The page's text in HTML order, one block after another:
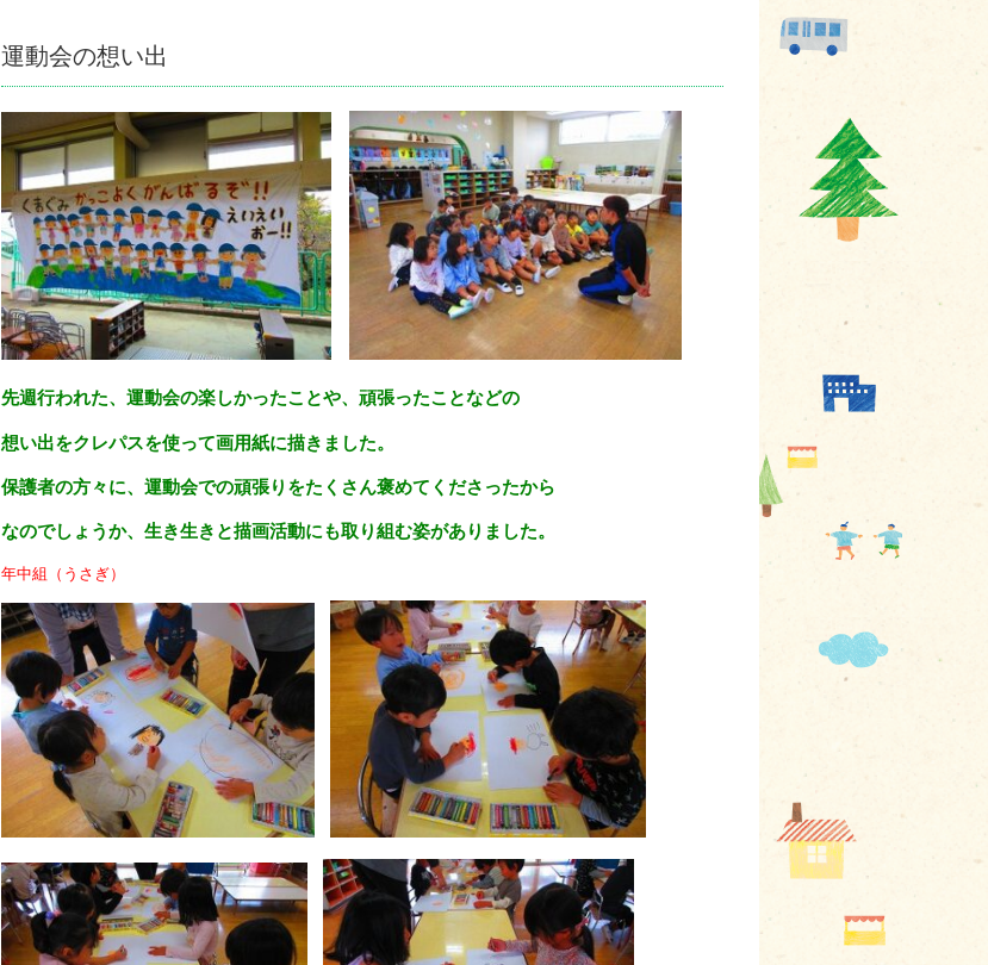
運動会の想い出
先週行われた、運動会の楽しかったことや、頑張ったことなどの
想い出をクレパスを使って画用紙に描きました。
保護者の方々に、運動会での頑張りをたくさん褒めてくださったから
なのでしょうか、生き生きと描画活動にも取り組む姿がありました。
年中組（うさぎ）